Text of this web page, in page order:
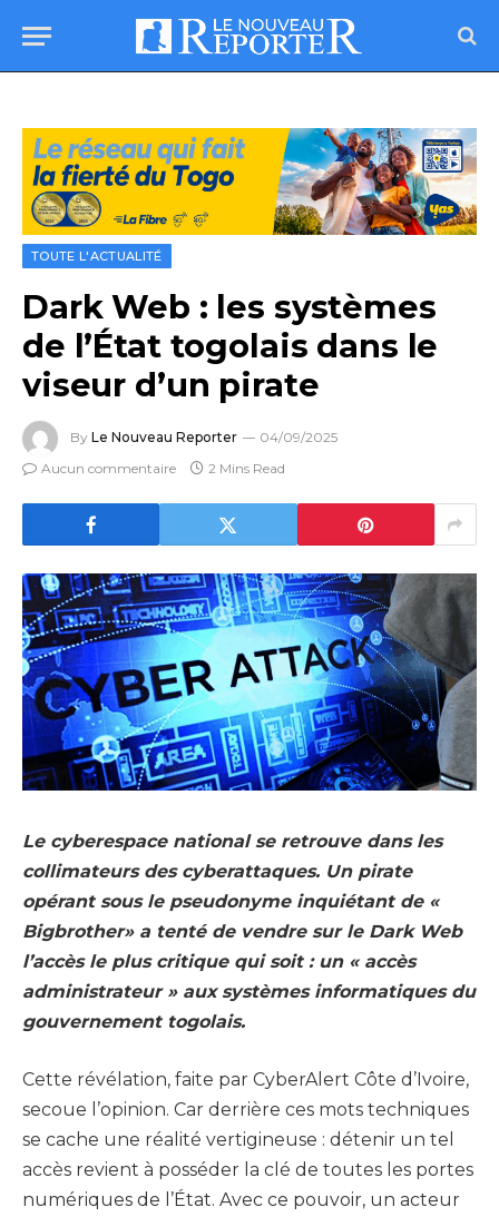
TOUTE L'ACTUALITÉ
Dark Web : les systèmes
de l’État togolais dans le
viseur d’un pirate
By Le Nouveau Reporter
04/09/2025
Aucun commentaire
2 Mins Read
Le cyberespace national se retrouve dans les
collimateurs des cyberattaques. Un pirate
opérant sous le pseudonyme inquiétant de «
Bigbrother» a tenté de vendre sur le Dark Web
l’accès le plus critique qui soit : un « accès
administrateur » aux systèmes informatiques du
gouvernement togolais.
Cette révélation, faite par CyberAlert Côte d’Ivoire,
secoue l’opinion. Car derrière ces mots techniques
se cache une réalité vertigineuse : détenir un tel
accès revient à posséder la clé de toutes les portes
numériques de l’État. Avec ce pouvoir, un acteur